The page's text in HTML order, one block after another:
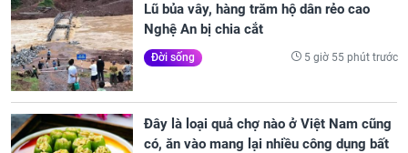
Lũ bủa vây, hàng trăm hộ dân rẻo cao
Nghệ An bị chia cắt
Đời sống 5 giờ 55 phút trước
Đây là loại quả chợ nào ở Việt Nam cũng
có, ăn vào mang lại nhiều công dụng bất